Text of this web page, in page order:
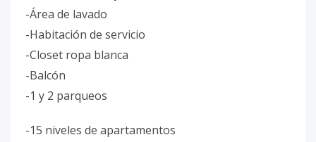
-Área de lavado
-Habitación de servicio
-Closet ropa blanca
-Balcón
-1 y 2 parqueos
-15 niveles de apartamentos